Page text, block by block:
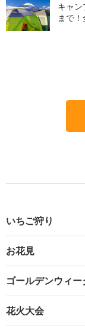
キャ
まで
いちご狩り
お花見
ゴールデンウィー
花火大会